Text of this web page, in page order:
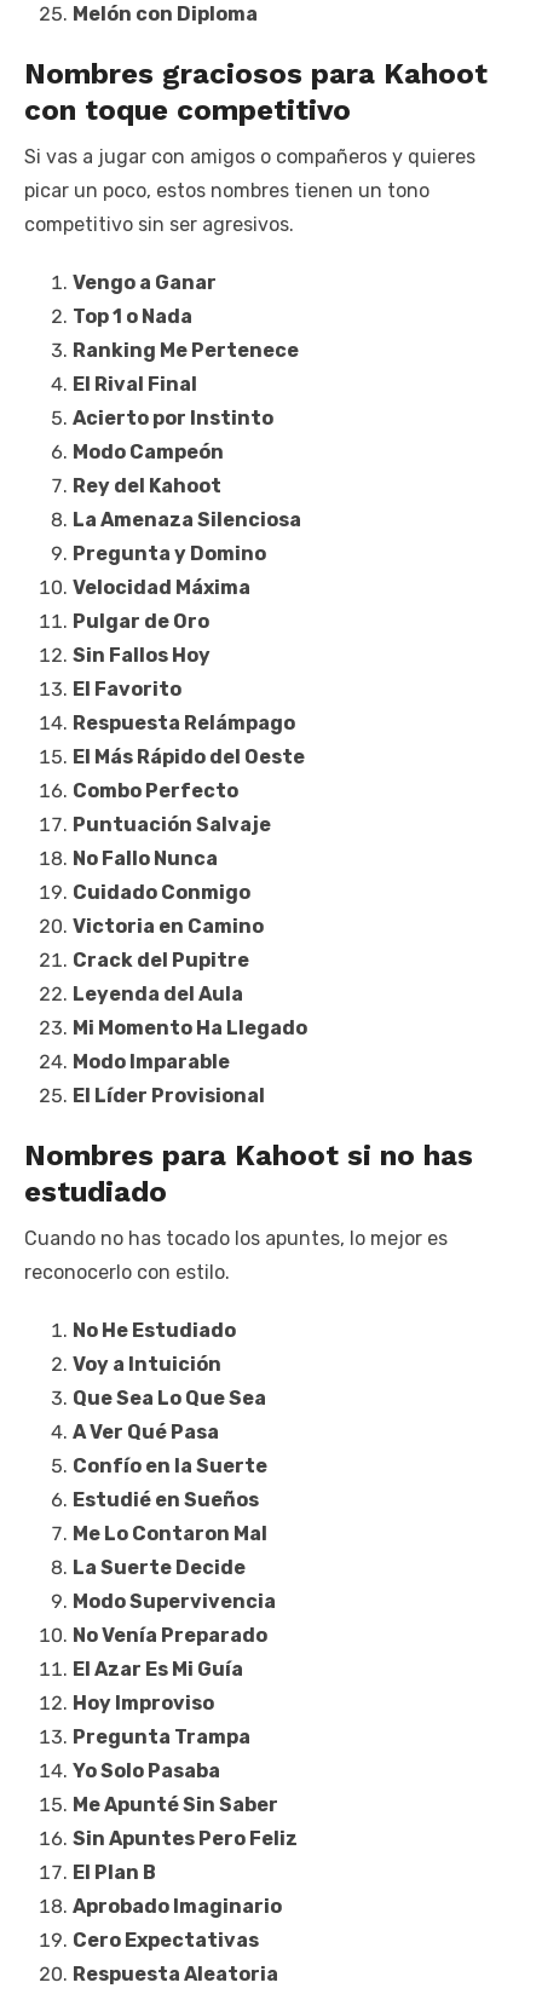
Melón con Diploma
Nombres graciosos para Kahoot
con toque competitivo
Si vas a jugar con amigos o compañeros y quieres
picar un poco, estos nombres tienen un tono
competitivo sin ser agresivos.
Vengo a Ganar
Top 1 o Nada
Ranking Me Pertenece
El Rival Final
Acierto por Instinto
Modo Campeón
Rey del Kahoot
La Amenaza Silenciosa
Pregunta y Domino
Velocidad Máxima
Pulgar de Oro
Sin Fallos Hoy
El Favorito
Respuesta Relámpago
El Más Rápido del Oeste
Combo Perfecto
Puntuación Salvaje
No Fallo Nunca
Cuidado Conmigo
Victoria en Camino
Crack del Pupitre
Leyenda del Aula
Mi Momento Ha Llegado
Modo Imparable
El Líder Provisional
Nombres para Kahoot si no has
estudiado
Cuando no has tocado los apuntes, lo mejor es
reconocerlo con estilo.
No He Estudiado
Voy a Intuición
Que Sea Lo Que Sea
A Ver Qué Pasa
Confío en la Suerte
Estudié en Sueños
Me Lo Contaron Mal
La Suerte Decide
Modo Supervivencia
No Venía Preparado
El Azar Es Mi Guía
Hoy Improviso
Pregunta Trampa
Yo Solo Pasaba
Me Apunté Sin Saber
Sin Apuntes Pero Feliz
El Plan B
Aprobado Imaginario
Cero Expectativas
Respuesta Aleatoria